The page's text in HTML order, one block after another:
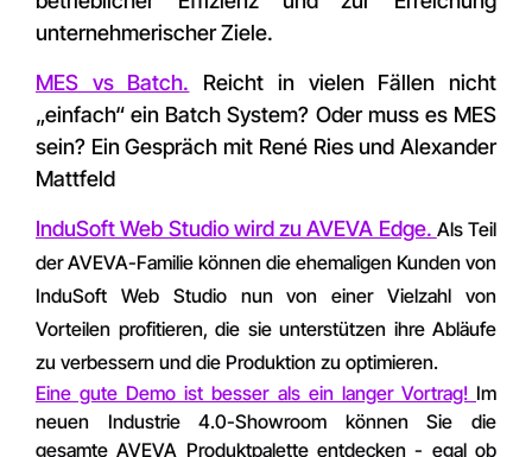
unternehmerischer Ziele.
MES vs Batch. Reicht in vielen Fällen nicht
„einfach“ ein Batch System? Oder muss es MES
sein? Ein Gespräch mit René Ries und Alexander
Mattfeld
InduSoft Web Studio wird zu AVEVA Edge. Als Teil
der AVEVA-Familie können die ehemaligen Kunden von
InduSoft Web Studio nun von einer Vielzahl von
Vorteilen profitieren, die sie unterstützen ihre Abläufe
zu verbessern und die Produktion zu optimieren.
Eine gute Demo ist besser als ein langer Vortrag! Im
neuen Industrie 4.0-Showroom können Sie die
gesamte AVEVA Produktpalette entdecken - egal ob